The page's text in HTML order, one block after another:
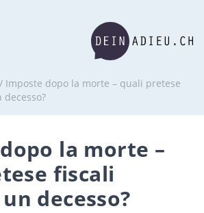
/ Imposte dopo la morte – quali pretese
la morte –
fiscali
decesso?